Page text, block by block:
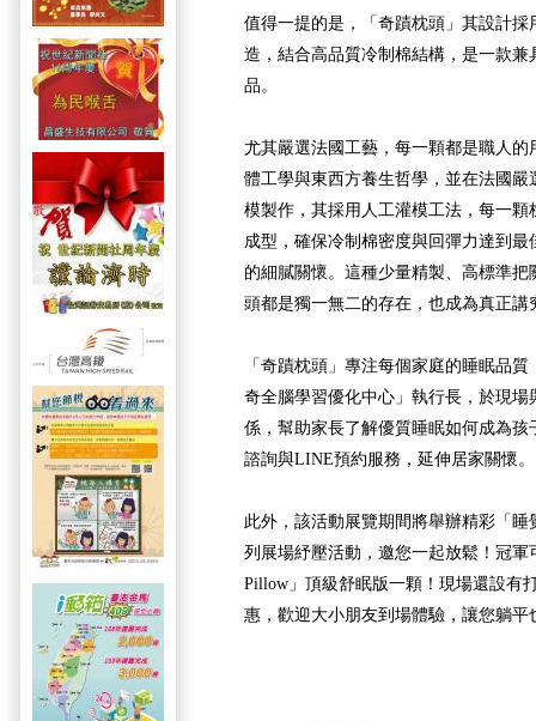
值得一提的是，「奇蹟枕頭」其設計
造，結合高品質冷制棉結構，是一款
品。
尤其嚴選法國工藝，每一顆都是職人
體工學與東西方養生哲學，並在法國
模製作，其採用人工灌模工法，每一
成型，確保冷制棉密度與回彈力達到
的細膩關懷。這種少量精製、高標準
頭都是獨一無二的存在，也成為真正講
「奇蹟枕頭」專注每個家庭的睡眠品
奇全腦學習優化中心」執行長，於現場
係，幫助家長了解優質睡眠如何成為
諮詢與LINE預約服務，延伸居家關懷。
此外，該活動展覽期間將舉辦精彩「
列展場紓壓活動，邀您一起放鬆！冠軍
Pillow」頂級舒眠版一顆！現場還設有
惠，歡迎大小朋友到場體驗，讓您躺平